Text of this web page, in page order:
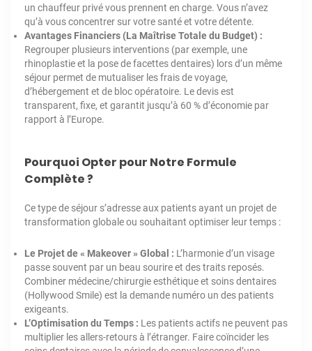
un chauffeur privé vous prennent en charge. Vous n’avez
qu’à vous concentrer sur votre santé et votre détente.
Avantages Financiers (La Maîtrise Totale du Budget) :
Regrouper plusieurs interventions (par exemple, une
rhinoplastie et la pose de facettes dentaires) lors d’un même
séjour permet de mutualiser les frais de voyage,
d’hébergement et de bloc opératoire. Le devis est
transparent, fixe, et garantit jusqu’à 60 % d’économie par
rapport à l’Europe.
Pourquoi Opter pour Notre Formule
Complète ?
Ce type de séjour s’adresse aux patients ayant un projet de
transformation globale ou souhaitant optimiser leur temps :
Le Projet de « Makeover » Global : L’harmonie d’un visage
passe souvent par un beau sourire et des traits reposés.
Combiner médecine/chirurgie esthétique et soins dentaires
(Hollywood Smile) est la demande numéro un des patients
exigeants.
L’Optimisation du Temps : Les patients actifs ne peuvent pas
multiplier les allers-retours à l’étranger. Faire coïncider les